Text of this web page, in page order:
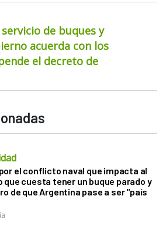
de buques y
acuerda con los
el decreto de
el conflicto naval que impacta al
que cuesta tener un buque parado y
de que Argentina pase a ser "país